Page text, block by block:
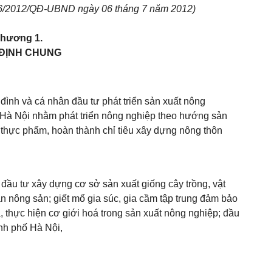
/2012/QĐ-UBND ngày06tháng 7 năm 2012)
1.
CHUNG
và cá nhân đầu tư phát triển sản xuất nông
Nội nhằm phát triển nông nghiệp theo hướng sản
phẩm, hoàn thành chỉ tiêu xây dựng nông thôn
tư xây dựng cơ sở sản xuất giống cây trồng, vật
nông sản; giết mổ gia súc, gia cầm tập trung đảm bảo
thực hiện cơ giới hoá trong sản xuất nông nghiệp; đầu
phố Hà Nội,